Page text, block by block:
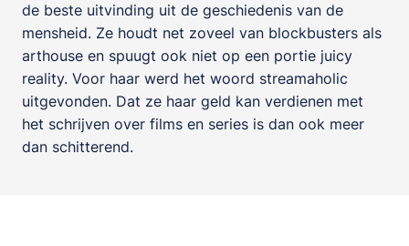
de beste uitvinding uit de geschiedenis van de
mensheid. Ze houdt net zoveel van blockbusters als
arthouse en spuugt ook niet op een portie juicy
reality. Voor haar werd het woord streamaholic
uitgevonden. Dat ze haar geld kan verdienen met
het schrijven over films en series is dan ook meer
dan schitterend.